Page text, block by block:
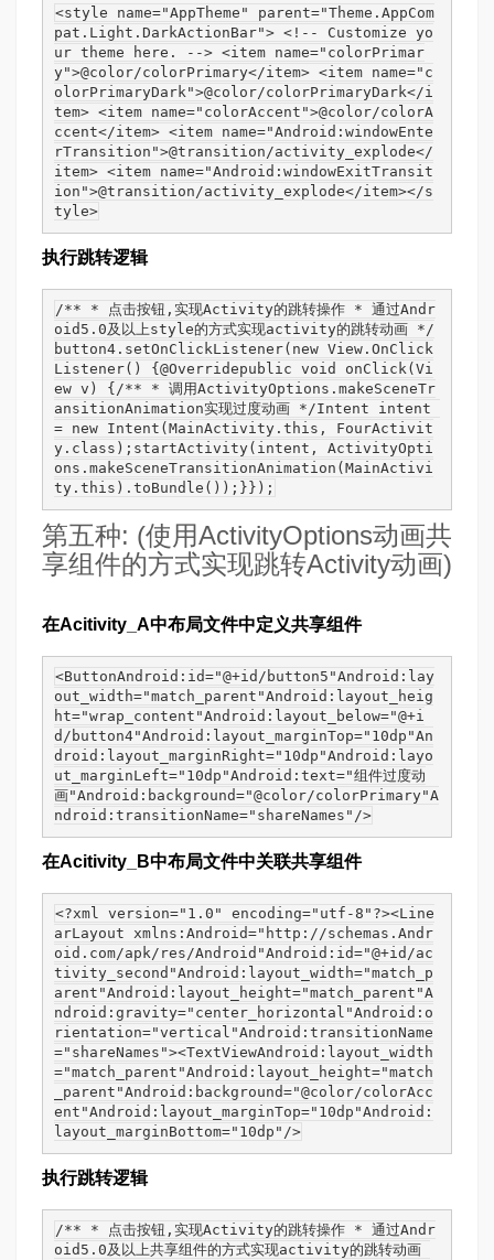
<style name="AppTheme" parent="Theme.AppCom
pat.Light.DarkActionBar"> <!-- Customize yo
ur theme here. --> <item name="colorPrimar
y">@color/colorPrimary</item> <item name="c
olorPrimaryDark">@color/colorPrimaryDark</i
tem> <item name="colorAccent">@color/colorA
ccent</item> <item name="Android:windowEnte
rTransition">@transition/activity_explode</
item> <item name="Android:windowExitTransit
ion">@transition/activity_explode</item></s
tyle>
执行跳转逻辑
/** * 点击按钮,实现Activity的跳转操作 * 通过Andr
oid5.0及以上style的方式实现activity的跳转动画 */
button4.setOnClickListener(new View.OnClick
Listener() {@Overridepublic void onClick(Vi
ew v) {/** * 调用ActivityOptions.makeSceneTr
ansitionAnimation实现过度动画 */Intent intent
= new Intent(MainActivity.this, FourActivit
y.class);startActivity(intent, ActivityOpti
ons.makeSceneTransitionAnimation(MainActivi
ty.this).toBundle());}});
第五种: (使用ActivityOptions动画共
享组件的方式实现跳转Activity动画)
在Acitivity_A中布局文件中定义共享组件
<ButtonAndroid:id="@+id/button5"Android:lay
out_width="match_parent"Android:layout_heig
ht="wrap_content"Android:layout_below="@+i
d/button4"Android:layout_marginTop="10dp"An
droid:layout_marginRight="10dp"Android:layo
ut_marginLeft="10dp"Android:text="组件过度动
画"Android:background="@color/colorPrimary"A
ndroid:transitionName="shareNames"/>
在Acitivity_B中布局文件中关联共享组件
<?xml version="1.0" encoding="utf-8"?><Line
arLayout xmlns:Android="http://schemas.Andr
oid.com/apk/res/Android"Android:id="@+id/ac
tivity_second"Android:layout_width="match_p
arent"Android:layout_height="match_parent"A
ndroid:gravity="center_horizontal"Android:o
rientation="vertical"Android:transitionName
="shareNames"><TextViewAndroid:layout_width
="match_parent"Android:layout_height="match
_parent"Android:background="@color/colorAcc
ent"Android:layout_marginTop="10dp"Android:
layout_marginBottom="10dp"/>
执行跳转逻辑
/** * 点击按钮,实现Activity的跳转操作 * 通过Andr
oid5.0及以上共享组件的方式实现activity的跳转动画